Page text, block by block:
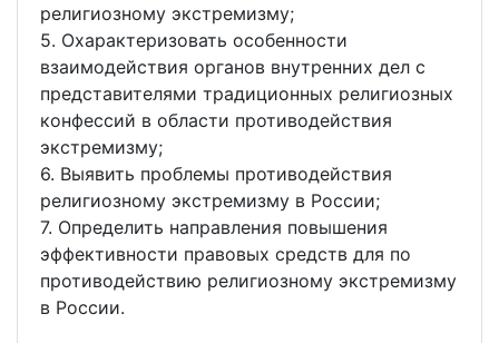
религиозному экстремизму;
5. Охарактеризовать особенности
взаимодействия органов внутренних дел с
представителями традиционных религиозных
конфессий в области противодействия
экстремизму;
6. Выявить проблемы противодействия
религиозному экстремизму в России;
7. Определить направления повышения
эффективности правовых средств для по
противодействию религиозному экстремизму
в России.